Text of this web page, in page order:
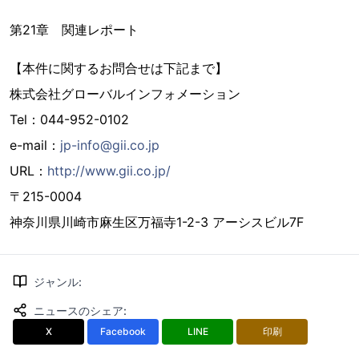
第21章 関連レポート
【本件に関するお問合せは下記まで】
株式会社グローバルインフォメーション
Tel：044-952-0102
e-mail： jp-info@gii.co.jp
URL： http://www.gii.co.jp/
〒215-0004
神奈川県川崎市麻生区万福寺1-2-3 アーシスビル7F
ジャンル:
ニュースのシェア:
X Facebook LINE 印刷